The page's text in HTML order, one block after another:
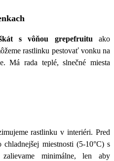
s vôňou grepefruitu ako
rastlinku pestovať vonku na
Má rada teplé, slnečné miesta
rastlinku v interiéri. Pred
miestnosti (5-10°C) s
minimálne, len aby